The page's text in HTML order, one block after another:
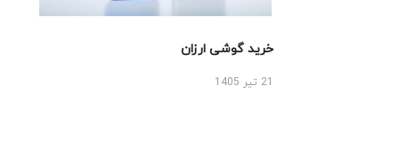
خرید گوشی ارزان